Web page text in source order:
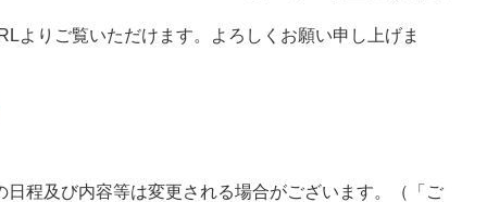
よりご覧いただけます。よろしくお願い申し上げま
程及び内容等は変更される場合がございます。（「ご